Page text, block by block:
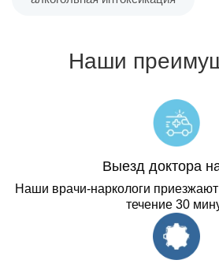
Наши
Выезд доктора
Наши врачи-наркологи
течение 30